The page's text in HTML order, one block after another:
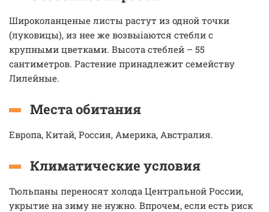
Широколанценые листы растут из одной точки
(луковицы), из нее же возвыiаются стебли с
крупными цветками. Высота стеблей – 55
сантиметров. Растение принадлежит семейству
Лилейные.
Места обитания
Европа, Китай, Россия, Америка, Австралия.
Климатические условия
Тюльпаны переносят холода Центральной России,
укрытие на зиму не нужно. Впрочем, если есть риск